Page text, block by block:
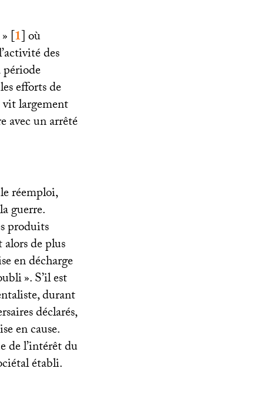
»[1]où
des
efforts de
largement
avec un arrêté
réemploi,
guerre.
produits
alors de plus
en décharge
». S’il est
durant
déclarés,
en cause.
de l’intérêt du
établi.